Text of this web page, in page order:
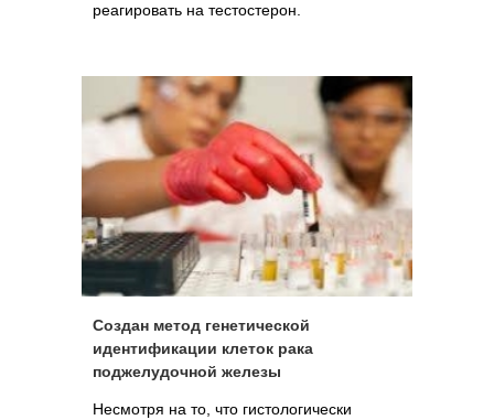
реагировать на тестостерон.
Создан метод генетической
идентификации клеток рака
поджелудочной железы
Несмотря на то, что гистологически